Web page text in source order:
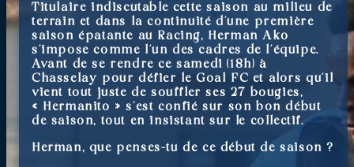
Titulaire indiscutable cette saison au milieu de
terrain et dans la continuité d’une première
saison épatante au Racing, Herman Ako
s’impose comme l’un des cadres de l’équipe.
Avant de se rendre ce samedi (18h) à
Chasselay pour défier le Goal FC et alors qu’il
vient tout juste de souffler ses 27 bougies,
« Hermanito » s’est confié sur son bon début
de saison, tout en insistant sur le collectif.
Herman, que penses-tu de ce début de saison ?